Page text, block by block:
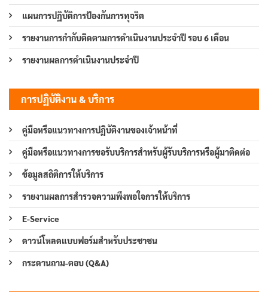
แผนการปฏิบัติการป้องกันการทุจริต
รายงานการกำกับติดตามการดำเนินงานประจำปี รอบ 6 เดือน
รายงานผลการดำเนินงานประจำปี
การปฏิบัติงาน & บริการ
คู่มือหรือแนวทางการปฏิบัติงานของเจ้าหน้าที่
คู่มือหรือแนวทางการขอรับบริการสำหรับผู้รับบริการหรือผู้มาติดต่อ
ข้อมูลสถิติการให้บริการ
รายงานผลการสำรวจความพึงพอใจการให้บริการ
E-Service
ดาวน์โหลดแบบฟอร์มสำหรับประชาชน
กระดานถาม-ตอบ (Q&A)